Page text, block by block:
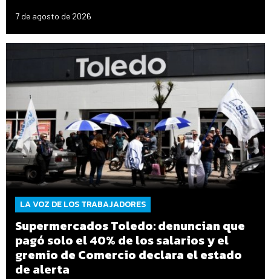
7 de agosto de 2026
LA VOZ DE LOS TRABAJADORES
Supermercados Toledo: denuncian que
pagó solo el 40% de los salarios y el
gremio de Comercio declara el estado
de alerta